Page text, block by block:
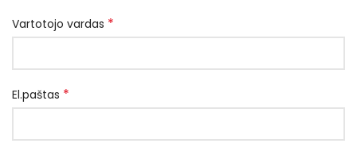
Vartotojo vardas *
El.paštas *